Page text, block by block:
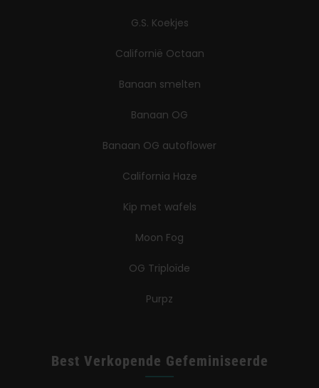
G.S. Koekjes
Californië Octaan
Banaan smelten
Banaan OG
Banaan OG autoflower
California Haze
Kip met wafels
Moon Fog
OG Triploïde
Purpz
Best Verkopende Gefeminiseerde